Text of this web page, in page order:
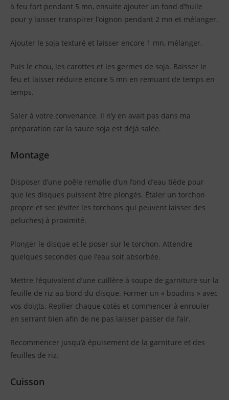
à feu fort pendant 5 mn, ensuite ajouter un fond d’huile
pour y laisser transpirer l’oignon pendant 2 mn et mélanger.
Ajouter le soja texturé et laisser encore 1 mn, mélanger.
Puis le chou, les carottes et les germes de soja. Baisser le
feu et laisser réduire encore 5 mn en remuant de temps en
temps.
Saler à votre convenance. Il n’y en avait pas dans ma
préparation car la sauce soja est déjà salée.
Montage
Disposer d’une poêle remplie d’un fond d’eau tiède pour
que les disques puissent être plongés. Étaler un torchon
propre et sec (éviter les torchons qui peuvent laisser des
peluches) à proximité.
Plonger le disque et le poser sur le torchon. Attendre
quelques secondes que l’eau soit absorbée.
Mettre l’équivalent d’une cuillère à soupe de garniture sur la
feuille de riz au bord du disque. Former un « boudins » avec
vos doigts. Replier chaque cotés et commencer à enrouler
en serrant bien afin de ne pas laisser passer de l’air.
Recommencer jusqu’à épuisement de la garniture et des
feuilles de riz.
Cuisson